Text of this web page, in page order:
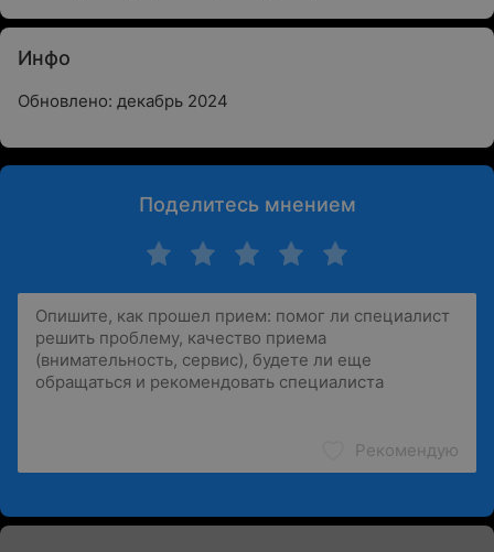
Инфо
Обновлено: декабрь 2024
Поделитесь мнением
Рекомендую